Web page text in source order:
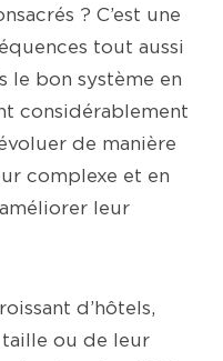
? C’est une
tout aussi
le bon système en
considérablement
de manière
complexe et en
leur
d’hôtels,
ou de leur